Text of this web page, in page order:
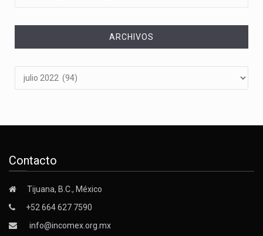
ARCHIVOS
Contacto
Tijuana, B.C., México
+52 664 627 7590
info@incomex.org.mx